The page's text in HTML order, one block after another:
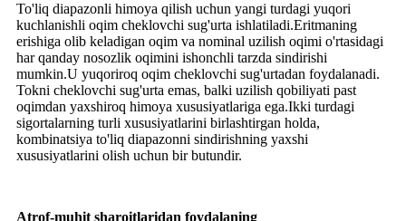
To'liq diapazonli himoya qilish uchun yangi turdagi yuqori
kuchlanishli oqim cheklovchi sug'urta ishlatiladi.Eritmaning
erishiga olib keladigan oqim va nominal uzilish oqimi o'rtasidagi
har qanday nosozlik oqimini ishonchli tarzda sindirishi
mumkin.U yuqoriroq oqim cheklovchi sug'urtadan foydalanadi.
Tokni cheklovchi sug'urta emas, balki uzilish qobiliyati past
oqimdan yaxshiroq himoya xususiyatlariga ega.Ikki turdagi
sigortalarning turli xususiyatlarini birlashtirgan holda,
kombinatsiya to'liq diapazonni sindirishning yaxshi
xususiyatlarini olish uchun bir butundir.
Atrof-muhit sharoitlaridan foydalaning